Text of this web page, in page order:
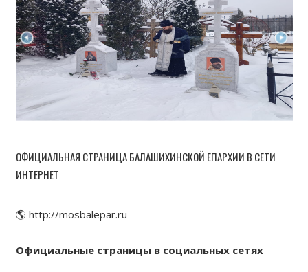
ОФИЦИАЛЬНАЯ СТРАНИЦА БАЛАШИХИНСКОЙ ЕПАРХИИ В СЕТИ
ИНТЕРНЕТ
🌎 http://mosbalepar.ru
Официальные страницы в социальных сетях